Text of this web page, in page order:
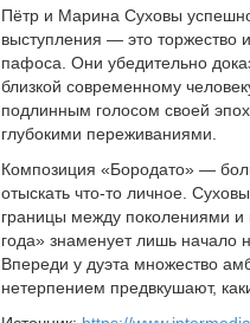
Пётр и Марина Суховы
выступления — это торжество
пафоса. Они убедительно
близкой современному
подлинным голосом своей
глубокими переживаниями.
Композиция «Бородато» —
отыскать что-то личное.
границы между поколениями
года» знаменует лишь начало
Впереди у дуэта множество
нетерпением предвкушают,